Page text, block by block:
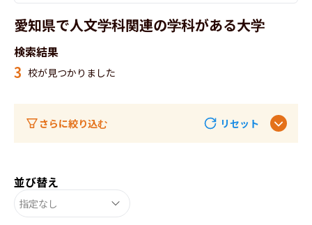
愛知県で人文学科関連の学科がある大学
検索結果
3 校が見つかりました
さらに絞り込む リセット
並び替え
指定なし